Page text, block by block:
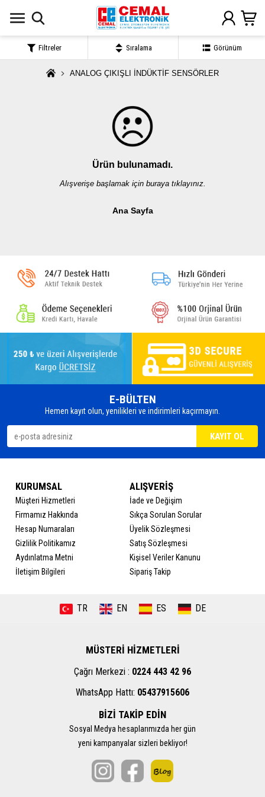
ANALOG ÇIKIŞLI İNDÜKTİF SENSÖRLER
Ürün bulunamadı.
Alışverişe başlamak için buraya tıklayınız.
Ana Sayfa
E-BÜLTEN
Hemen kayıt olun, yenilikleri ve indirimleri kaçırmayın.
KURUMSAL
Müşteri Hizmetleri
Firmamız Hakkında
Hesap Numaraları
Gizlilik Politikamız
Aydınlatma Metni
İletişim Bilgileri
ALIŞVERİŞ
İade ve Değişim
Sıkça Sorulan Sorular
Üyelik Sözleşmesi
Satış Sözleşmesi
Kişisel Veriler Kanunu
Sipariş Takip
TR EN ES DE
MÜSTERİ HİZMETLERİ
Çağrı Merkezi : 0224 443 42 96
WhatsApp Hattı: 05437915606
BİZİ TAKİP EDİN
Sosyal Medya hesaplarımızda her gün
yeni kampanyalar sizleri bekliyor!
Filtreler Sıralama Görünüm